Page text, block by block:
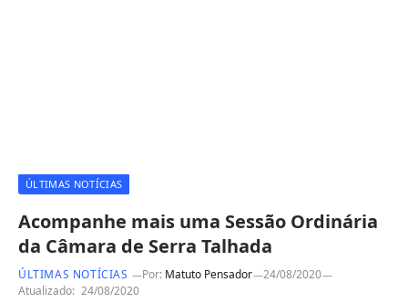
ÚLTIMAS NOTÍCIAS
Acompanhe mais uma Sessão Ordinária
da Câmara de Serra Talhada
ÚLTIMAS NOTÍCIAS Por: Matuto Pensador
24/08/2020
Atualizado: 24/08/2020